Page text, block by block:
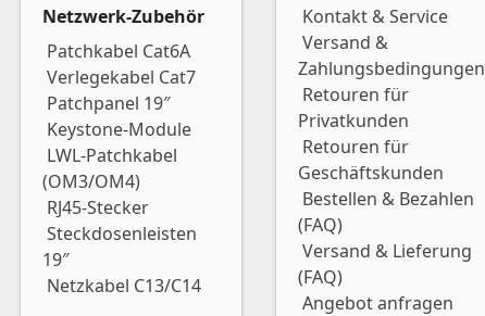
Netzwerk-Zubehör
Patchkabel Cat6A
Verlegekabel Cat7
Patchpanel 19″
Keystone-Module
LWL-Patchkabel
(OM3/OM4)
RJ45-Stecker
Steckdosenleisten
19″
Netzkabel C13/C14
Kontakt & Service
Versand &
Zahlungsbedingungen
Retouren für
Privatkunden
Retouren für
Geschäftskunden
Bestellen & Bezahlen
(FAQ)
Versand & Lieferung
(FAQ)
Angebot anfragen